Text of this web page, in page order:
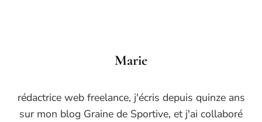
Marie
rédactrice web freelance, j'écris depuis quinze ans
sur mon blog Graine de Sportive, et j'ai collaboré